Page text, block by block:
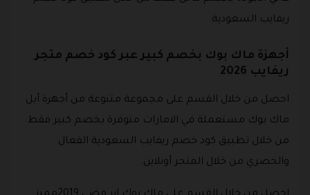
ريفايب السعودية.
أجهزة ماك بوك بخصم كبير عبر كود خصم متجر
ريفايب 2026
احصل من خلال القسم على مجموعة متنوعة من أجهزة أبل
ماك بوك مستعملة في الامارات متوفرة بخصم كبير فقط
من خلال تطبيق كود خصم ريفايب السعودية الفعال
والحصري من خلال المتجر أونلاين.